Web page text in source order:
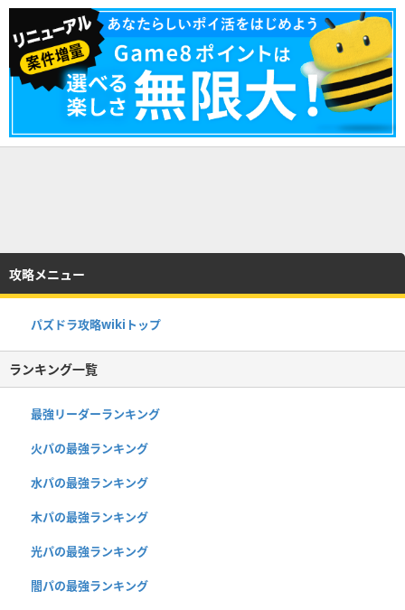
攻略メニュー
パズドラ攻略wikiトップ
ランキング一覧
最強リーダーランキング
火パの最強ランキング
水パの最強ランキング
木パの最強ランキング
光パの最強ランキング
闇パの最強ランキング